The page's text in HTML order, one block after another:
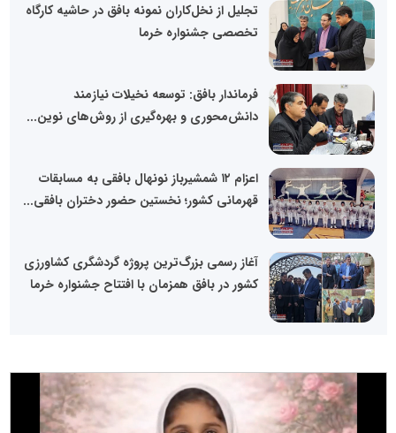
تجلیل از نخل‌کاران نمونه بافق در حاشیه کارگاه
تخصصی جشنواره خرما
فرماندار بافق: توسعه نخیلات نیازمند
دانش‌محوری و بهره‌گیری از روش‌های نوین...
اعزام ۱۲ شمشیرباز نونهال بافقی به مسابقات
قهرمانی کشور؛ نخستین حضور دختران بافقی...
آغاز رسمی بزرگ‌ترین پروژه گردشگری کشاورزی
کشور در بافق همزمان با افتتاح جشنواره خرما